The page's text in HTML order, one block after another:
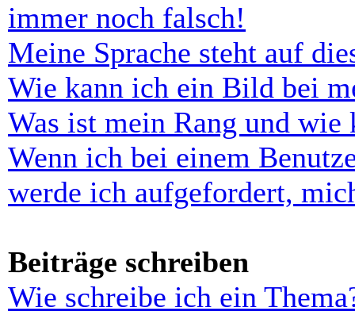
immer noch falsch!
Meine Sprache steht auf
Wie kann ich ein Bild bei
Was ist mein Rang und wie
Wenn ich bei einem
werde ich aufgefordert,
Beiträge schreiben
Wie schreibe ich ein